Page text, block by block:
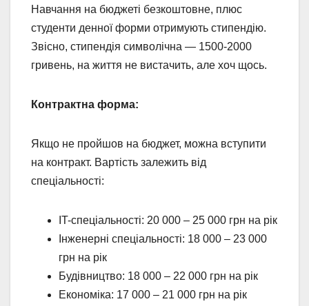
Навчання на бюджеті безкоштовне, плюс
студенти денної форми отримують стипендію.
Звісно, стипендія символічна — 1500-2000
гривень, на життя не вистачить, але хоч щось.
Контрактна форма:
Якщо не пройшов на бюджет, можна вступити
на контракт. Вартість залежить від
спеціальності:
IT-спеціальності: 20 000 – 25 000 грн на рік
Інженерні спеціальності: 18 000 – 23 000
грн на рік
Будівництво: 18 000 – 22 000 грн на рік
Економіка: 17 000 – 21 000 грн на рік